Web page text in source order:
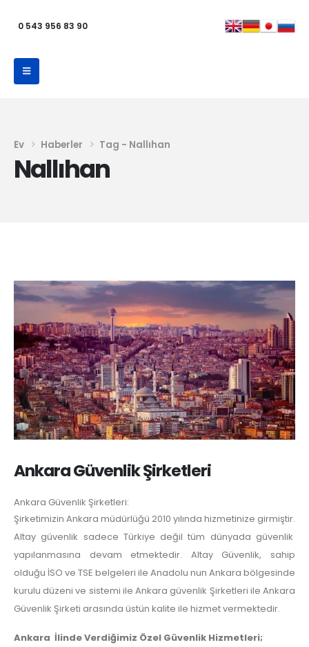
0 543 956 83 90
Ev Haberler Tag - Nallıhan
Nallıhan
Ankara Güvenlik Şirketleri
Ankara Güvenlik Şirketleri:
Şirketimizin Ankara müdürlüğü 2010 yılında hizmetinize girmiştir.
Altay güvenlik sadece Türkiye değil tüm dünyada güvenlik
yapılanmasına devam etmektedir. Altay Güvenlik, sahip
olduğu İSO ve TSE belgeleri ile Anadolu nun Ankara bölgesinde
kurulu düzeni ve sistemi ile Ankara güvenlik Şirketleri ile Ankara
Güvenlik Şirketi arasında üstün kalite ile hizmet vermektedir.
Ankara İlinde Verdiğimiz Özel Güvenlik Hizmetleri;